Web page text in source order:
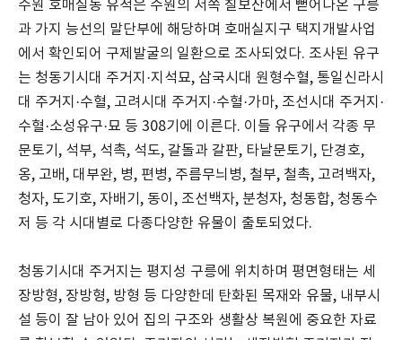
수원 호매실동 유적은 수원의 서쪽 칠보산에서 뻗어나온 구릉
과 가지 능선의 말단부에 해당하며 호매실지구 택지개발사업
에서 확인되어 구제발굴의 일환으로 조사되었다. 조사된 유구
는 청동기시대 주거지·지석묘, 삼국시대 원형수혈, 통일신라시
대 주거지·수혈, 고려시대 주거지·수혈·가마, 조선시대 주거지·
수혈·소성유구·묘 등 308기에 이른다. 이들 유구에서 각종 무
문토기, 석부, 석촉, 석도, 갈돌과 갈판, 타날문토기, 단경호,
옹, 고배, 대부완, 병, 편병, 주름무늬병, 철부, 철촉, 고려백자,
청자, 도기호, 자배기, 동이, 조선백자, 분청자, 청동합, 청동수
저 등 각 시대별로 다종다양한 유물이 출토되었다.
청동기시대 주거지는 평지성 구릉에 위치하며 평면형태는 세
장방형, 장방형, 방형 등 다양한데 탄화된 목재와 유물, 내부시
설 등이 잘 남아 있어 집의 구조와 생활상 복원에 중요한 자료